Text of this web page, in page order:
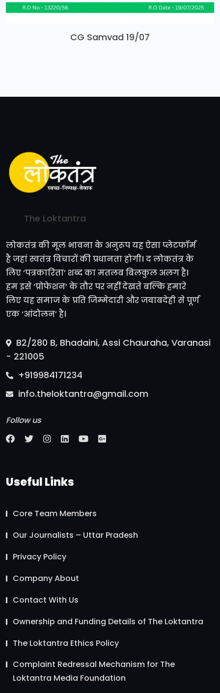
CG Samvad 19/07
The Loktantra
लोकतंत्र की मूल भावना के अनुरूप यह ऐसा प्लेटफॉर्म
है जहां स्वतंत्र विचारों की प्रधानता होगी। द लोकतंत्र के
लिए ‘पत्रकारिता’ शब्द का मतलब बिलकुल अलग है।
हम इसे ‘प्रोफेशन’ के तौर पर नहीं देखते बल्कि हमारे
लिए यह समाज के प्रति जिम्मेदारी और जवाबदेही से पूर्ण
एक ‘आंदोलन’ है।
B2/280 B, Bhadaini, Assi Chauraha, Varanasi
- 221005
+919984171234
info.theloktantra@gmail.com
Follow us
Useful Links
Core Team Members
Our Journalists – Uttar Pradesh
Privacy Policy
Company About
Contact With Us
Ownership and Funding Details of The Loktantra
The Loktantra Ethics Policy
Complaint Redressal Mechanism for The
Loktantra Media Foundation